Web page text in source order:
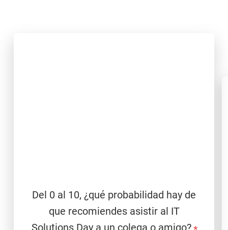
Del 0 al 10, ¿qué probabilidad hay de
que recomiendes asistir al IT
Solutions Day a un colega o amigo?